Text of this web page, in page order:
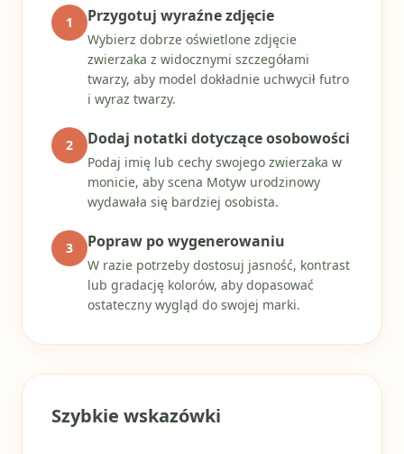
1 Przygotuj wyraźne zdjęcie
Wybierz dobrze oświetlone zdjęcie
zwierzaka z widocznymi szczegółami
twarzy, aby model dokładnie uchwycił futro
i wyraz twarzy.
2 Dodaj notatki dotyczące osobowości
Podaj imię lub cechy swojego zwierzaka w
monicie, aby scena Motyw urodzinowy
wydawała się bardziej osobista.
3 Popraw po wygenerowaniu
W razie potrzeby dostosuj jasność, kontrast
lub gradację kolorów, aby dopasować
ostateczny wygląd do swojej marki.
Szybkie wskazówki